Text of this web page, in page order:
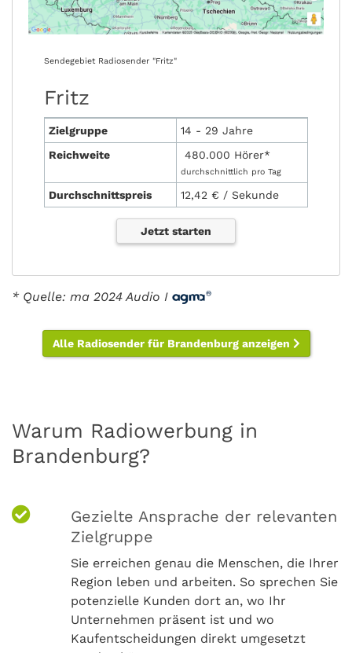
Sendegebiet Radiosender "Fritz"
Fritz
Zielgruppe
14 - 29 Jahre
Reichweite
480.000 Hörer*
durchschnittlich pro Tag
Durchschnittspreis 12,42 € / Sekunde
Jetzt starten
* Quelle: ma 2024 Audio I
Alle Radiosender für Brandenburg anzeigen
Warum Radiowerbung in
Brandenburg?
Gezielte Ansprache der relevanten
Zielgruppe
Sie erreichen genau die Menschen, die Ihrer
Region leben und arbeiten. So sprechen Sie
potenzielle Kunden dort an, wo Ihr
Unternehmen präsent ist und wo
Kaufentscheidungen direkt umgesetzt